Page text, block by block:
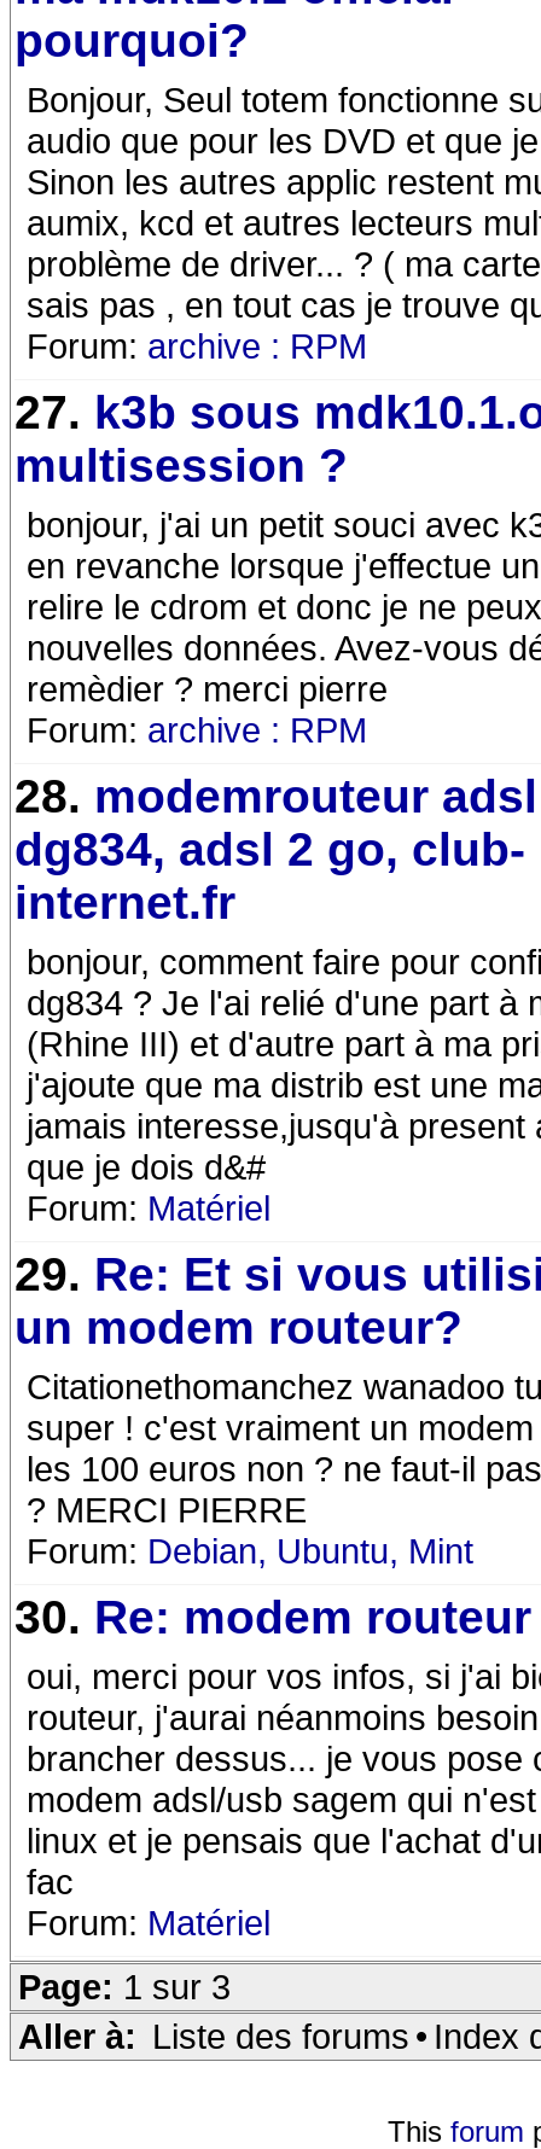
pourquoi?
Bonjour, Seul totem fonctionne
audio que pour les DVD et que
Sinon les autres applic restent
aumix, kcd et autres lecteurs
problème de driver... ? ( ma
sais pas , en tout cas je trouve
Forum: archive : RPM
27. k3b sous
multisession ?
bonjour, j'ai un petit souci avec
en revanche lorsque j'effectue
relire le cdrom et donc je ne
nouvelles données. Avez-vous
remèdier ? merci pierre
Forum: archive : RPM
28. modemrouteur
dg834, adsl 2 go, club-
internet.fr
bonjour, comment faire pour
dg834 ? Je l'ai relié d'une part à
(Rhine III) et d'autre part à ma
j'ajoute que ma distrib est une
jamais interesse,jusqu'à
que je dois d&#
Forum: Matériel
29. Re: Et si vous
un modem routeur?
Citationethomanchez wanadoo
super ! c'est vraiment un
les 100 euros non ? ne faut-il
? MERCI PIERRE
Forum: Debian, Ubuntu, Mint
30. Re: modem
oui, merci pour vos infos, si j'ai
routeur, j'aurai néanmoins
brancher dessus... je vous
modem adsl/usb sagem qui
linux et je pensais que l'achat
fac
Forum: Matériel
Page: 1 sur 3
Aller à: Liste des forums • Index
This forum